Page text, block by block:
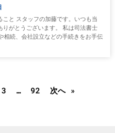
と スタッフの加藤です。いつも当
がとうございます。 私は司法書士
相続、会社設立などの手続きをお手伝
3 … 92 次へ »